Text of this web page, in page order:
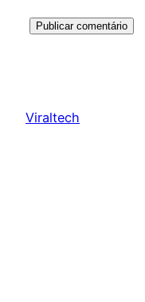
Viraltech